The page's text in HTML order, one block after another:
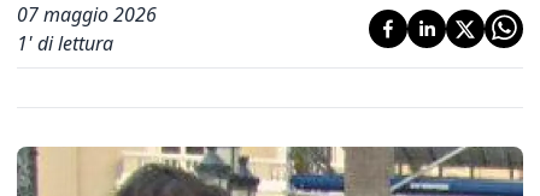
07 maggio 2026
1' di lettura